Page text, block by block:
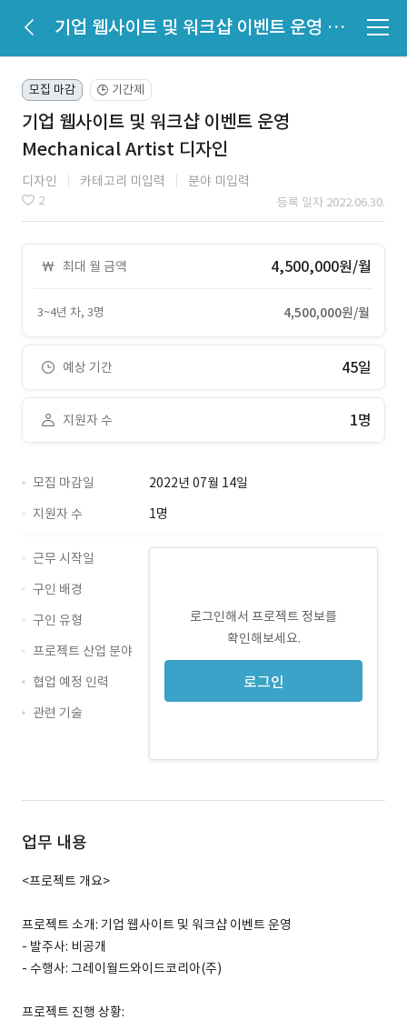
기업 웹사이트 및 워크샵 이벤트 운영 Mechanical Artist 디자인
모집 마감 🕒 기간제
기업 웹사이트 및 워크샵 이벤트 운영
Mechanical Artist 디자인
디자인 카테고리 미입력 분야 미입력
2 등록 일자 2022.06.30.
최대 월 금액 4,500,000원/월
3~4년 차, 3명 4,500,000원/월
예상 기간 45일
지원자 수 1명
모집 마감일
2022년 07월 14일
지원자 수
1명
로그인해서 프로젝트 정보를
확인해보세요.
로그인
근무 시작일
구인 배경
구인 유형
프로젝트 산업 분야
협업 예정 인력
관련 기술
업무 내용
<프로젝트 개요>
프로젝트 소개: 기업 웹사이트 및 워크샵 이벤트 운영
- 발주사: 비공개
- 수행사: 그레이월드와이드코리아(주)
프로젝트 진행 상황: